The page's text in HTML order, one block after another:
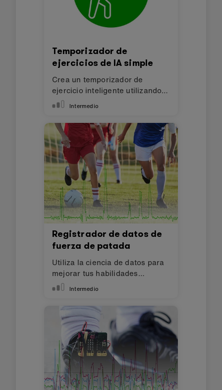
Temporizador de
ejercicios de IA simple
Crea un temporizador de
ejercicio inteligente utilizando
IA
Intermedio
Registrador de datos de
fuerza de patada
Utiliza la ciencia de datos para
mejorar tus habilidades
deportivas
Intermedio